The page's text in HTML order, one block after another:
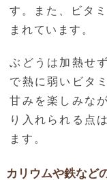
す。また、ビタ
まれています。
ぶどうは加熱せ
で熱に弱いビタ
甘みを楽しみな
り入れられる点
ます。
カリウムや鉄など